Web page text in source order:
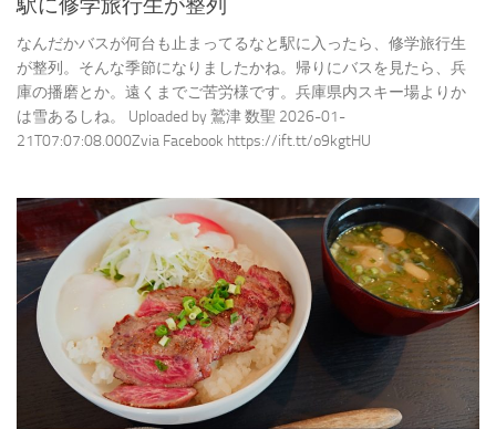
なんだかバスが何台も止まってるなと駅に入ったら、修学旅行生
が整列。そんな季節になりましたかね。帰りにバスを見たら、兵
庫の播磨とか。遠くまでご苦労様です。兵庫県内スキー場よりか
は雪あるしね。 Uploaded by 鷲津 数聖 2026-01-
21T07:07:08.000Zvia Facebook https://ift.tt/o9kgtHU